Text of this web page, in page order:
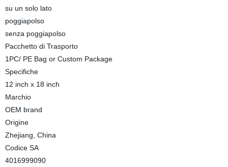
su un solo lato
poggiapolso
senza poggiapolso
Pacchetto di Trasporto
1PC/ PE Bag or Custom Package
Specifiche
12 inch x 18 inch
Marchio
OEM brand
Origine
Zhejiang, China
Codice SA
4016999090